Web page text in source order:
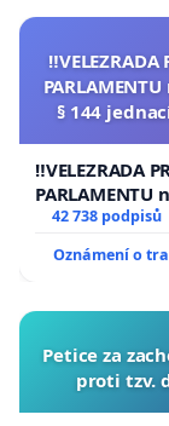
‼️VELEZRADA
§ 144
‼️VELEZRADA
144
usnesení k
republiky
42 738 podpisů
Oznámení o
Petice za
proti tzv.